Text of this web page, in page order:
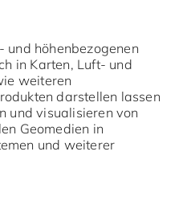
und höhenbezogenen
in Karten, Luft- und
weiteren
darstellen lassen
und visualisieren von
Geomedien in
und weiterer